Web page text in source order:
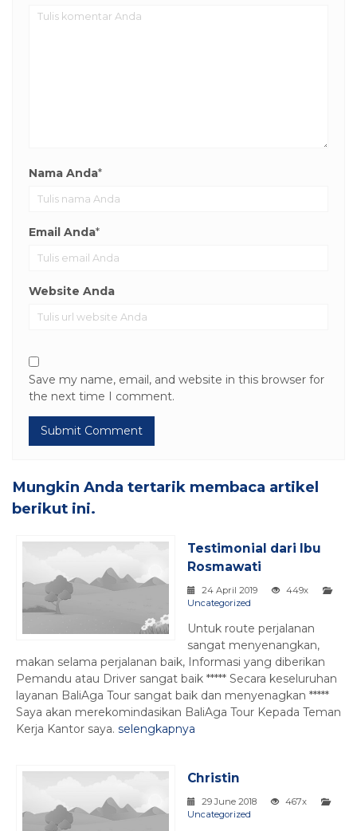
Nama Anda*
Email Anda*
Website Anda
Save my name, email, and website in this browser for
the next time I comment.
Mungkin Anda tertarik membaca artikel
berikut ini.
Testimonial dari Ibu
Rosmawati
24 April 2019
449x
Uncategorized
Untuk route perjalanan
sangat menyenangkan,
makan selama perjalanan baik, Informasi yang diberikan
Pemandu atau Driver sangat baik ***** Secara keseluruhan
layanan BaliAga Tour sangat baik dan menyenagkan *****
Saya akan merekomindasikan BaliAga Tour Kepada Teman
Kerja Kantor saya. selengkapnya
Christin
29 June 2018
467x
Uncategorized